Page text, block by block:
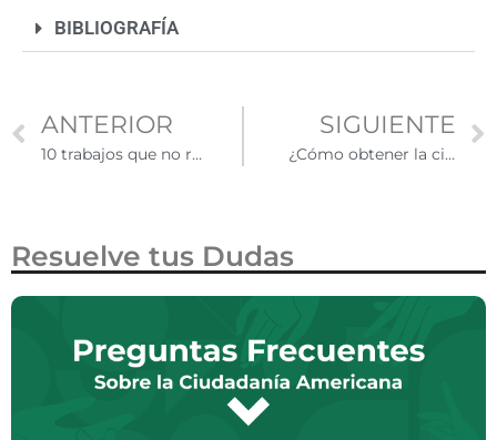
BIBLIOGRAFÍA
ANTERIOR
10 trabajos que no requieren especialización con visa H-2B
SIGUIENTE
¿Cómo obtener la ciudadanía si mi pariente ya falleció?
Resuelve tus Dudas